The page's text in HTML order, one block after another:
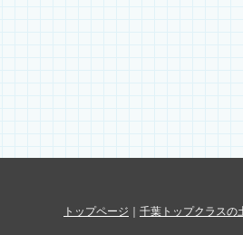
トップページ 千葉トップクラスの